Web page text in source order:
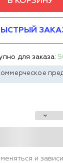
для заказа:
и